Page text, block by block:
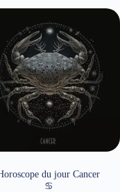
du jour Cancer
♋